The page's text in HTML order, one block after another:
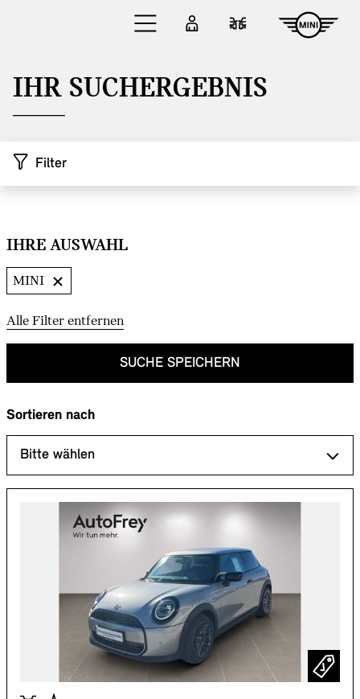
Zum Hauptinhalt springen
Anmelden
IHR SUCHERGEBNIS
Filter
Zu den Ergebnissen springen
IHRE AUSWAHL
MINI
Alle Filter entfernen
SUCHE SPEICHERN
Sortieren nach